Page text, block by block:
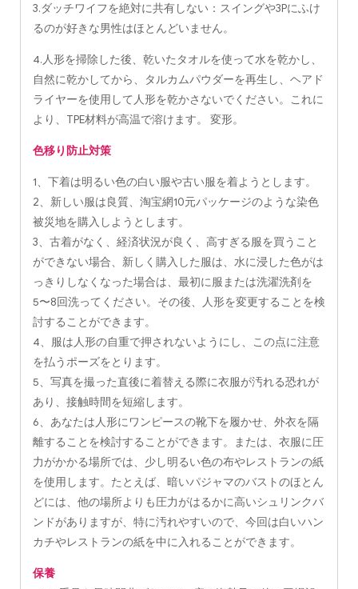
3.ダッチワイフを絶対に共有しない：スイングや3Pにふけ
るのが好きな男性はほとんどいません。
4.人形を掃除した後、乾いたタオルを使って水を乾かし、
自然に乾かしてから、タルカムパウダーを再生し、ヘアド
ライヤーを使用して人形を乾かさないでください。これに
より、TPE材料が高温で溶けます。 変形。
色移り防止対策
1、下着は明るい色の白い服や古い服を着ようとします。
2、新しい服は良質、淘宝網10元パッケージのような染色
被災地を購入しようとします。
3、古着がなく、経済状況が良く、高すぎる服を買うこと
ができない場合、新しく購入した服は、水に浸した色がは
っきりしなくなった場合は、最初に服または洗濯洗剤を
5〜8回洗ってください。その後、人形を変更することを検
討することができます。
4、服は人形の自重で押されないようにし、この点に注意
を払うポーズをとります。
5、写真を撮った直後に着替える際に衣服が汚れる恐れが
あり、接触時間を短縮します。
6、あなたは人形にワンピースの靴下を履かせ、外衣を隔
離することを検討することができます。または、衣服に圧
力がかかる場所では、少し明るい色の布やレストランの紙
を使用します。たとえば、暗いパジャマのバストのほとん
どには、他の場所よりも圧力がはるかに高いシュリンクバ
ンドがありますが、特に汚れやすいので、今回は白いハン
カチやレストランの紙を中に入れることができます。
保養